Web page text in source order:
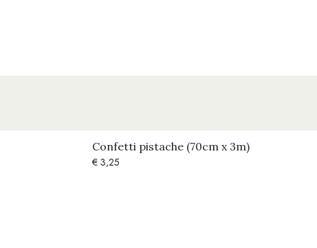
Confetti pistache (70cm x 3m)
€ 3,25